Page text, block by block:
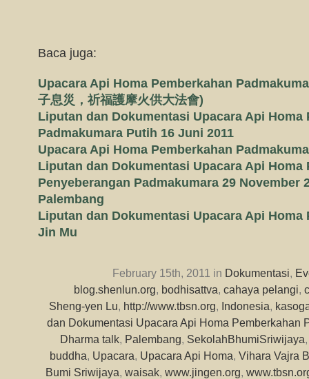
Baca juga:
Upacara Api Homa Pemberkahan
子息災，祈福護摩火供大法會)
Liputan dan Dokumentasi Upacara Api Homa
Padmakumara Putih 16 Juni 2011
Upacara Api Homa Pemberkahan
Liputan dan Dokumentasi Upacara Api Homa
Penyeberangan Padmakumara 29 November
Palembang
Liputan dan Dokumentasi Upacara Api Homa
Jin Mu
February 15th, 2011 in Dokumentasi,
blog.shenlun.org, bodhisattva, cahaya pelangi,
Sheng-yen Lu, http://www.tbsn.org, Indonesia,
dan Dokumentasi Upacara Api Homa Pemberkahan
Dharma talk, Palembang, SekolahBhumiSriwijaya
buddha, Upacara, Upacara Api Homa, Vihara Vajra
Bumi Sriwijaya, waisak, www.jingen.org,